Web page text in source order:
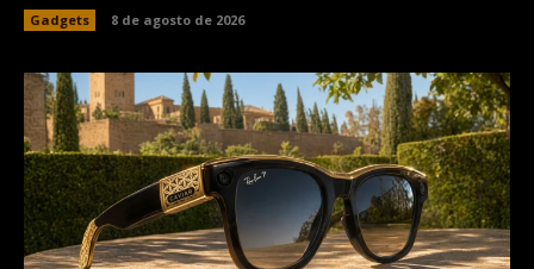
Gadgets 8 de agosto de 2026